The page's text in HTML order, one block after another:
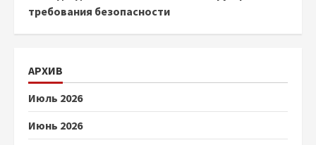
требования безопасности
АРХИВ
Июль 2026
Июнь 2026